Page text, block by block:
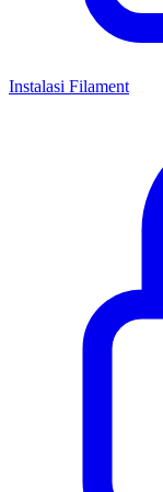
Instalasi Filament